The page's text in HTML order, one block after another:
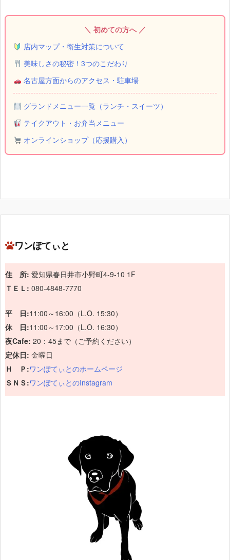
＼ 初めての方へ ／
店内マップ・衛生対策について
美味しさの秘密！3つのこだわり
名古屋方面からのアクセス・駐車場
グランドメニュー一覧（ランチ・スイーツ）
テイクアウト・お弁当メニュー
オンラインショップ（応援購入）
ワンぽてぃと
住 所: 愛知県春日井市小野町4-9-10 1F
ＴＥＬ: 080-4848-7770
平 日:11:00～16:00（L.O. 15:30）
休 日:11:00～17:00（L.O. 16:30）
夜Cafe: 20：45まで（ご予約ください）
定休日: 金曜日
Ｈ Ｐ:ワンぽてぃとのホームページ
ＳＮＳ:ワンぽてぃとのInstagram